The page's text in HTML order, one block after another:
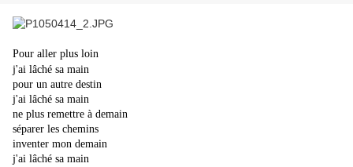
Pour aller plus loin
j'ai lâché sa main
pour un autre destin
j'ai lâché sa main
ne plus remettre à demain
séparer les chemins
inventer mon demain
j'ai lâché sa main